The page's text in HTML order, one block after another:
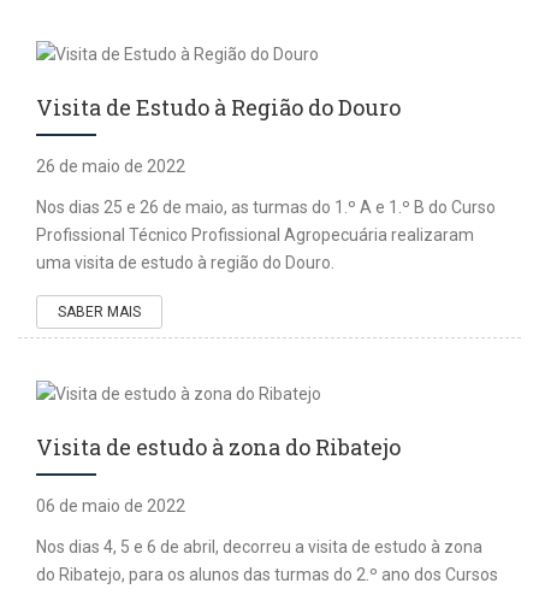
Visita de Estudo à Região do Douro
26 de maio de 2022
Nos dias 25 e 26 de maio, as turmas do 1.º A e 1.º B do Curso
Profissional Técnico Profissional Agropecuária realizaram
uma visita de estudo à região do Douro.
SABER MAIS
Visita de estudo à zona do Ribatejo
06 de maio de 2022
Nos dias 4, 5 e 6 de abril, decorreu a visita de estudo à zona
do Ribatejo, para os alunos das turmas do 2.º ano dos Cursos